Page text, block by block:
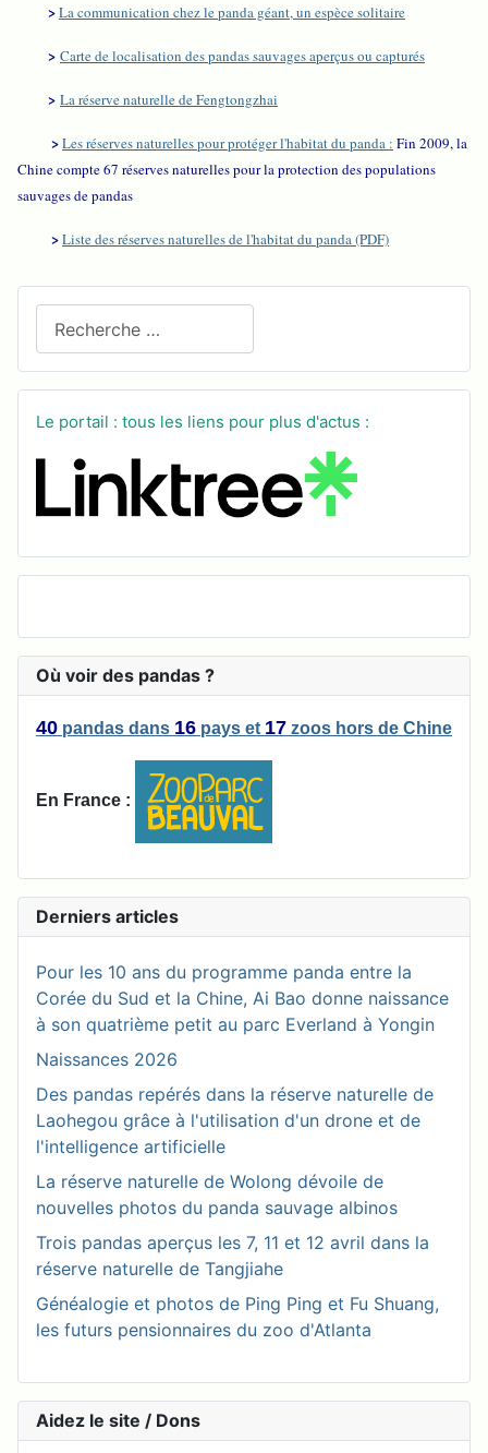
Le portail : tous les liens pour plus d'actus :
Où voir des pandas ?
40 pandas dans 16 pays et 17 zoos hors de Chine
En France :
Derniers articles
Pour les 10 ans du programme panda entre la
Corée du Sud et la Chine, Ai Bao donne naissance
à son quatrième petit au parc Everland à Yongin
Naissances 2026
Des pandas repérés dans la réserve naturelle de
Laohegou grâce à l'utilisation d'un drone et de
l'intelligence artificielle
La réserve naturelle de Wolong dévoile de
nouvelles photos du panda sauvage albinos
Trois pandas aperçus les 7, 11 et 12 avril dans la
réserve naturelle de Tangjiahe
Généalogie et photos de Ping Ping et Fu Shuang,
les futurs pensionnaires du zoo d'Atlanta
Aidez le site / Dons
>La communication chez le panda géant, un espèce solitaire
> Carte de localisation des pandas sauvages aperçus ou capturés
> La réserve naturelle de Fengtongzhai
>Les réserves naturelles pour protéger l'habitat du panda : Fin 2009, la
Chine compte 67 réserves naturelles pour la protection des populations
sauvages de pandas
>Liste des réserves naturelles de l'habitat du panda (PDF)